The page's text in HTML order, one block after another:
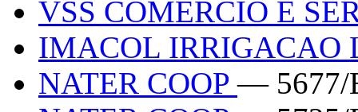
VSS COMERCIO E
IMACOL IRRIGACAO
NATER COOP— 5677/